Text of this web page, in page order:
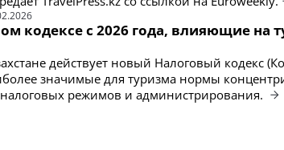
кодексе с 2026 года, влияющие на
действует новый Налоговый кодекс
значимые для туризма нормы
режимов и администрирования.